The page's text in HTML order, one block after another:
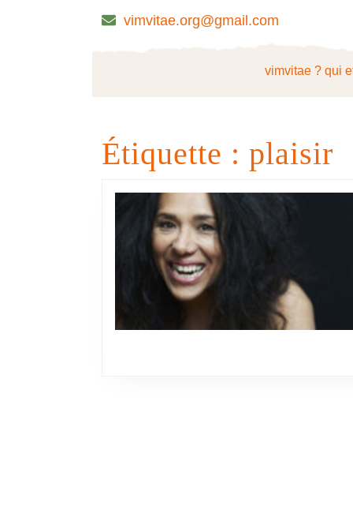
vimvitae.org@gmail.com
vimvitae ? qui
Étiquette : plaisir